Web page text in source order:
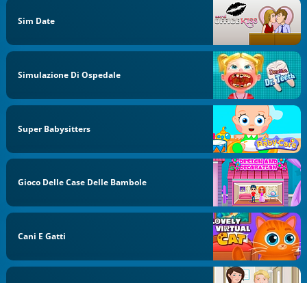
Sim Date
Simulazione Di Ospedale
Super Babysitters
Gioco Delle Case Delle Bambole
Cani E Gatti